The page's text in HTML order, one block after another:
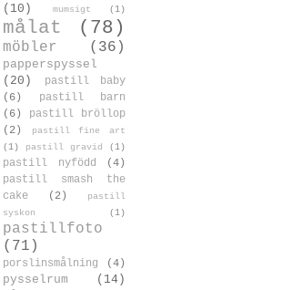
(10)
mumsigt (1)
målat (78)
möbler (36)
papperspyssel
(20)
pastill baby
(6)
pastill barn
(6)
pastill bröllop
(2)
pastill fine art
(1)
pastill gravid (1)
pastill nyfödd
(4)
pastill smash the
cake
(2)
pastill
syskon
(1)
pastillfoto
(71)
porslinsmålning (4)
pysselrum
(14)